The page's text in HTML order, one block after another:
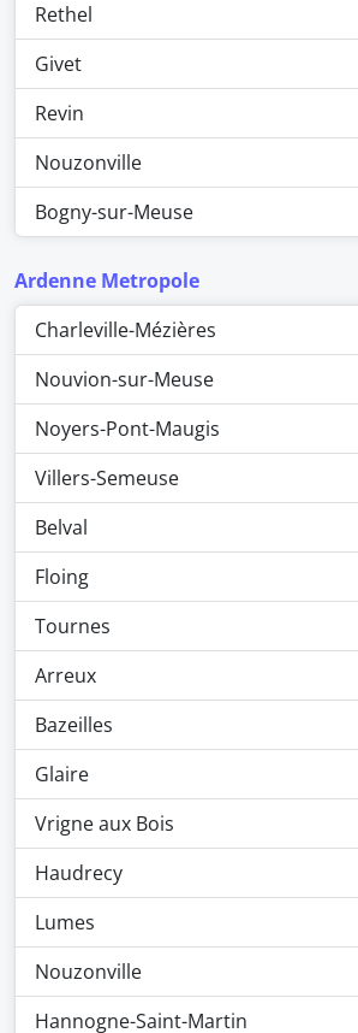
Rethel
Givet
Revin
Nouzonville
Bogny-sur-Meuse
Ardenne Metropole
Charleville-Mézières
Nouvion-sur-Meuse
Noyers-Pont-Maugis
Villers-Semeuse
Belval
Floing
Tournes
Arreux
Bazeilles
Glaire
Vrigne aux Bois
Haudrecy
Lumes
Nouzonville
Hannogne-Saint-Martin